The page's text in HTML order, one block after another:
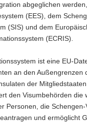
abgeglichen
(EES), dem
(SIS) und dem
(ECRIS).
ist eine EU-
an den Außengrenzen
der
den Visumbehörden die
Personen, die
und ermöglicht